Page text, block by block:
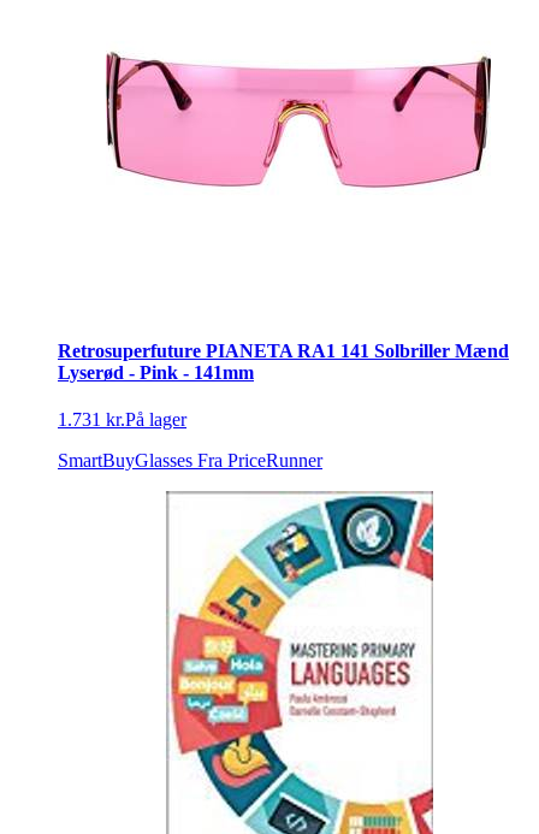
Retrosuperfuture PIANETA RA1 141 Solbriller Mænd
Lyserød - Pink - 141mm
1.731 kr.På lager
SmartBuyGlasses Fra PriceRunner